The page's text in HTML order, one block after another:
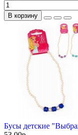
В корзину
Бусы детские